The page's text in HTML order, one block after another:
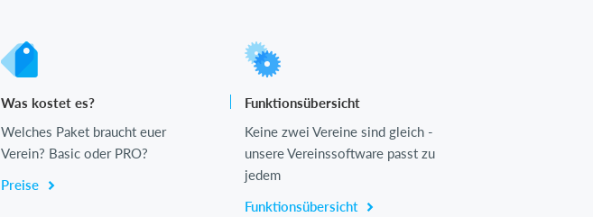
Was kostet es?
Welches Paket braucht euer
Verein? Basic oder PRO?
Preise
Funktionsübersicht
Keine zwei Vereine sind gleich -
unsere Vereinssoftware passt zu
jedem
Funktionsübersicht